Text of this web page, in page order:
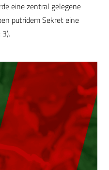
eine zentral gelegene
putridem Sekret eine